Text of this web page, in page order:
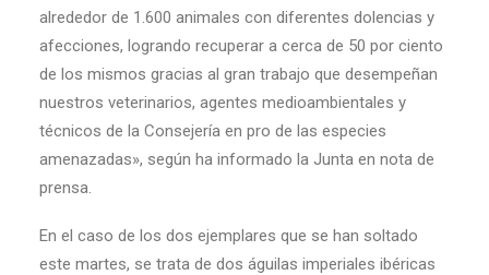
alrededor de 1.600 animales con diferentes dolencias y
afecciones, logrando recuperar a cerca de 50 por ciento
de los mismos gracias al gran trabajo que desempeñan
nuestros veterinarios, agentes medioambientales y
técnicos de la Consejería en pro de las especies
amenazadas», según ha informado la Junta en nota de
prensa.
En el caso de los dos ejemplares que se han soltado
este martes, se trata de dos águilas imperiales ibéricas